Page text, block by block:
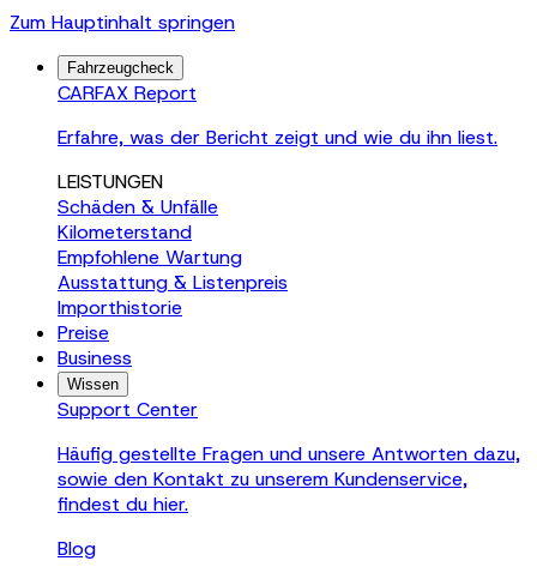
Zum Hauptinhalt springen
Fahrzeugcheck
CARFAX Report
Erfahre, was der Bericht zeigt und wie du ihn liest.
LEISTUNGEN
Schäden & Unfälle
Kilometerstand
Empfohlene Wartung
Ausstattung & Listenpreis
Importhistorie
Preise
Business
Wissen
Support Center
Häufig gestellte Fragen und unsere Antworten dazu,
sowie den Kontakt zu unserem Kundenservice,
findest du hier.
Blog